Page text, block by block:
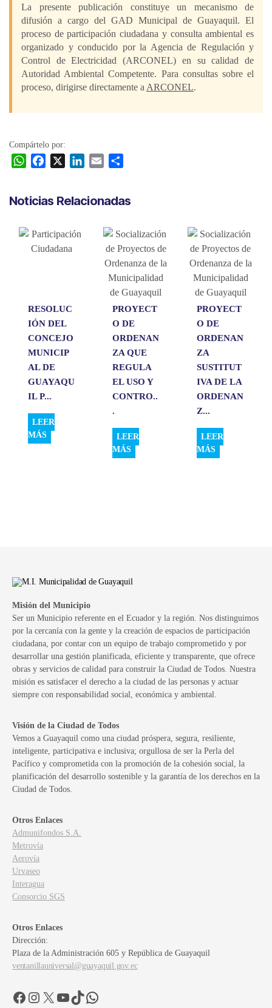
La presente publicación constituye un mecanismo de
difusión a cargo del GAD Municipal de Guayaquil. El
proceso de participación ciudadana y consulta ambiental es
organizado y conducido por la Agencia de Regulación y
Control de Electricidad (ARCONEL) en su calidad de
Autoridad Ambiental Competente. Para consultas sobre el
proceso, dirigirse directamente a ARCONEL.
Compártelo por:
W
t
A
e
o
o
k
i
p
r
t
i
r
Noticias Relacionadas
RESOLUC
IÓN DEL
CONCEJO
MUNICIP
AL DE
GUAYAQU
IL P...
LEER
MÁS
PROYECT
O DE
ORDENAN
ZA QUE
REGULA
EL USO Y
CONTRO..
.
LEER
MÁS
PROYECT
O DE
ORDENAN
ZA
SUSTITUT
IVA DE LA
ORDENAN
Z...
LEER
MÁS
Misión del Municipio
Ser un Municipio referente en el Ecuador y la región. Nos distinguimos
por la cercanía con la gente y la creación de espacios de participación
ciudadana, por contar con un equipo de trabajo comprometido y por
desarrollar una gestión planificada, eficiente y transparente, que ofrece
obras y servicios de calidad para construir la Ciudad de Todos. Nuestra
misión es satisfacer el derecho a la ciudad de las personas y actuar
siempre con responsabilidad social, económica y ambiental.
Visión de la Ciudad de Todos
Vemos a Guayaquil como una ciudad próspera, segura, resiliente,
inteligente, participativa e inclusiva; orgullosa de ser la Perla del
Pacífico y comprometida con la promoción de la cohesión social, la
planificación del desarrollo sostenible y la garantía de los derechos en la
Ciudad de Todos.
Otros Enlaces
Admunifondos S.A.
Metrovía
Aerovía
Urvaseo
Interagua
Consorcio SGS
Otros Enlaces
Dirección:
Plaza de la Administración 605 y República de Guayaquil
ventanillauniversal@guayaquil.gov.ec
FacebookInstagram
X YouTube
TikTokWhatsApp